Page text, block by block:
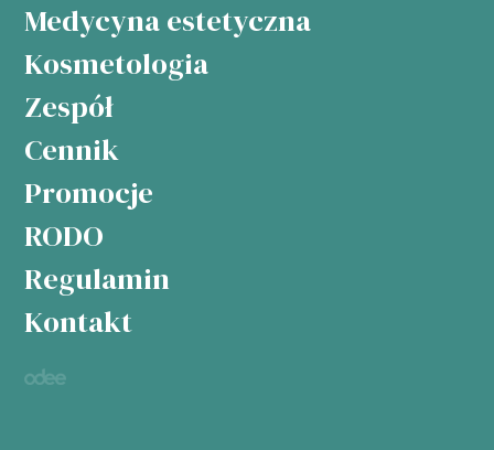
Medycyna estetyczna
Kosmetologia
Zespół
Cennik
Promocje
RODO
Regulamin
Kontakt